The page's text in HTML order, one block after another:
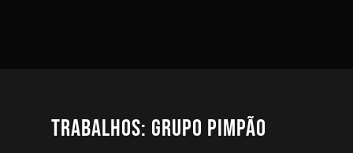
Trabalhos: Grupo Pimpão